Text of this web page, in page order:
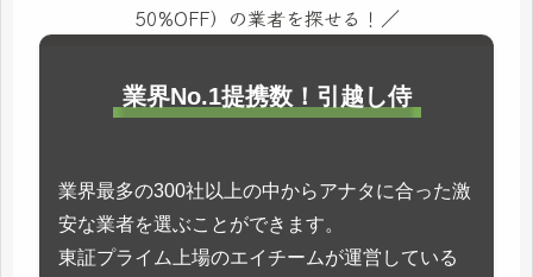
50%OFF）の業者を探せる！／
業界No.1提携数！引越し侍
業界最多の300社以上の中からアナタに合った激
安な業者を選ぶことができます。
東証プライム上場のエイチームが運営している